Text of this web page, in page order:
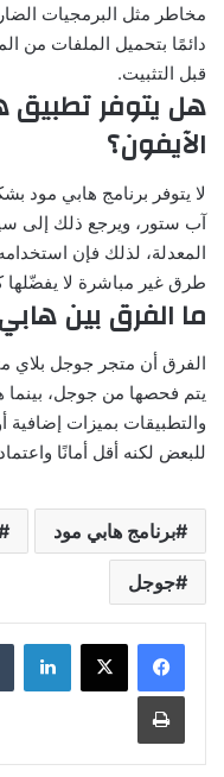
مخاطر مثل البرمجيات
دائمًا بتحميل الملفات من
قبل التثبيت.
هل يتوفر
الآيفون؟
لا يتوفر برنامج هابي مود
آب ستور، ويرجع ذلك إلى
طرق غير مباشرة لا يفضّلها
ما الفرق بين
الفرق أن متجر جوجل بلاي
يتم فحصها من جوجل، بينما
والتطبيقات بميزات إضافية
للبعض لكنه أقل أمانًا
برنامج هابي مود
جوجل
طباعة